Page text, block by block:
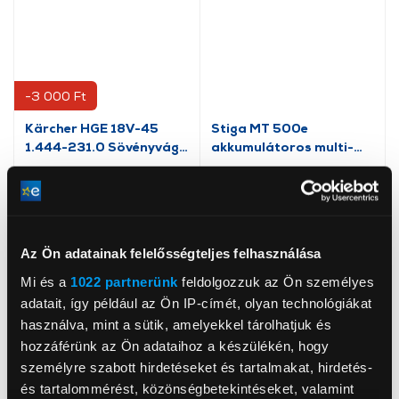
Az Ön adatainak felelősségteljes felhasználása
Mi és a 1022 partnerünk feldolgozzuk az Ön személyes
adatait, így például az Ön IP-címét, olyan technológiákat
használva, mint a sütik, amelyekkel tárolhatjuk és
hozzáférünk az Ön adataihoz a készülékén, hogy
személyre szabott hirdetéseket és tartalmakat, hirdetés-
és tartalommérést, közönségbetekintéseket, valamint
-3 000 Ft
Kärcher HGE 18V-45
1.444-231.0 Sövényvágó
(Akkumulátort nem
tartalmazza)
32 399 Ft
Stiga MT 500e
akkumulátoros multi-
tool (278720008/ST3)